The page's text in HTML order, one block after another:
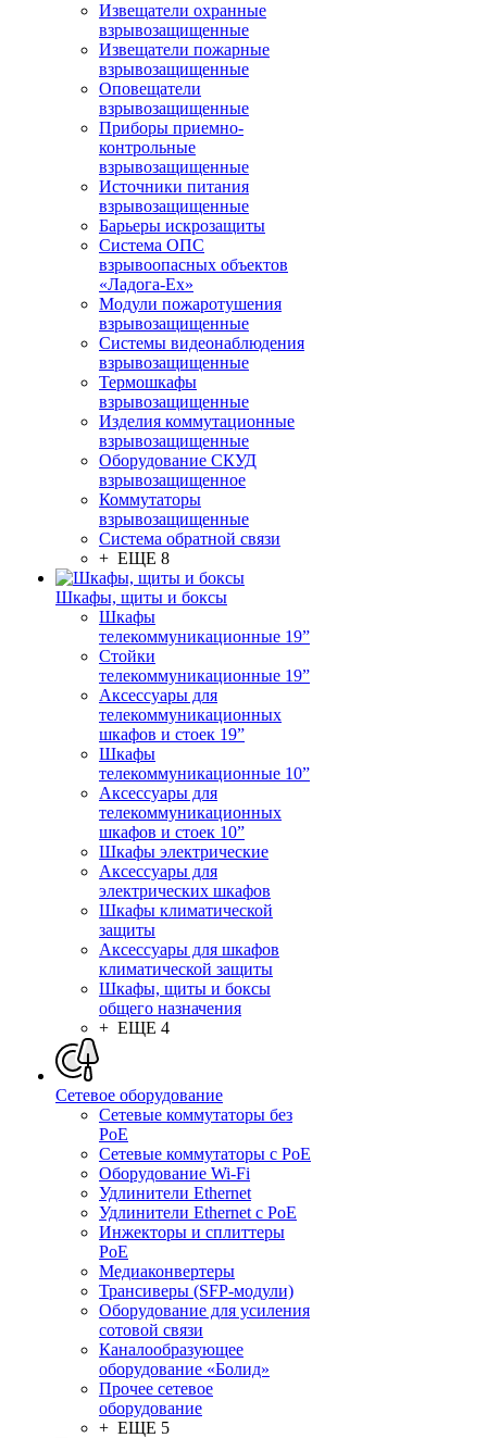
Извещатели охранные
взрывозащищенные
Извещатели пожарные
взрывозащищенные
Оповещатели
взрывозащищенные
Приборы приемно-
контрольные
взрывозащищенные
Источники питания
взрывозащищенные
Барьеры искрозащиты
Система ОПС
взрывоопасных объектов
«Ладога-Ex»
Модули пожаротушения
взрывозащищенные
Системы видеонаблюдения
взрывозащищенные
Термошкафы
взрывозащищенные
Изделия коммутационные
взрывозащищенные
Оборудование СКУД
взрывозащищенное
Коммутаторы
взрывозащищенные
Система обратной связи
+ ЕЩЕ 8
Шкафы, щиты и боксы
Шкафы
телекоммуникационные 19”
Стойки
телекоммуникационные 19”
Аксессуары для
телекоммуникационных
шкафов и стоек 19”
Шкафы
телекоммуникационные 10”
Аксессуары для
телекоммуникационных
шкафов и стоек 10”
Шкафы электрические
Аксессуары для
электрических шкафов
Шкафы климатической
защиты
Аксессуары для шкафов
климатической защиты
Шкафы, щиты и боксы
общего назначения
+ ЕЩЕ 4
Сетевое оборудование
Сетевые коммутаторы без
PoE
Сетевые коммутаторы с PoE
Оборудование Wi-Fi
Удлинители Ethernet
Удлинители Ethernet с PoE
Инжекторы и сплиттеры
PoE
Медиаконвертеры
Трансиверы (SFP-модули)
Оборудование для усиления
сотовой связи
Каналообразующее
оборудование «Болид»
Прочее сетевое
оборудование
+ ЕЩЕ 5